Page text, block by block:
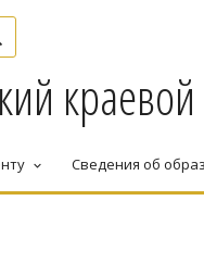
keyboard_arrow_down Сведения об